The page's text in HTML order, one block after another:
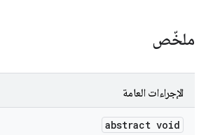
ملخّص
الإجراءات العامة
abstract void